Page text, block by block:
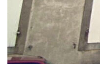
Chauffage individuel au
électricité, gaz individuels.
Cet immeuble se situe
logements devront
décence du règlement